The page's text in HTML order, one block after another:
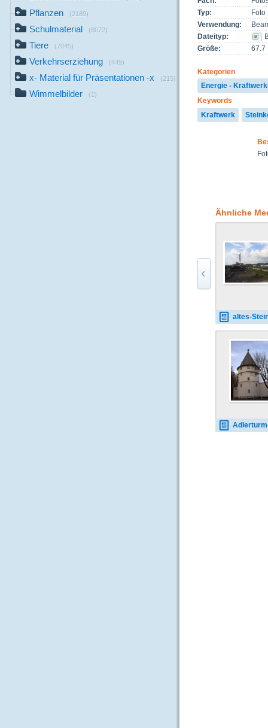
Pflanzen (2189)
Schulmaterial (6072)
Tiere (7045)
Verkehrserziehung (449)
x- Material für Präsentationen -x (215)
Wimmelbilder (1)
Typ:
Foto
Verwendung:
Dateityp:
Größe:
67.7
Kategorien
Energie -
Keywords
Kraftwerk
Ähnliche
altes-Steinkohlekraftwerk-
Adlerturm-